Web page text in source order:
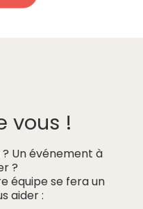
vous !
Un événement à
?
équipe se fera un
aider :